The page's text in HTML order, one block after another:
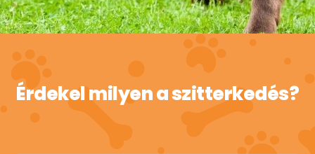
Érdekel milyen a szitterkedés?